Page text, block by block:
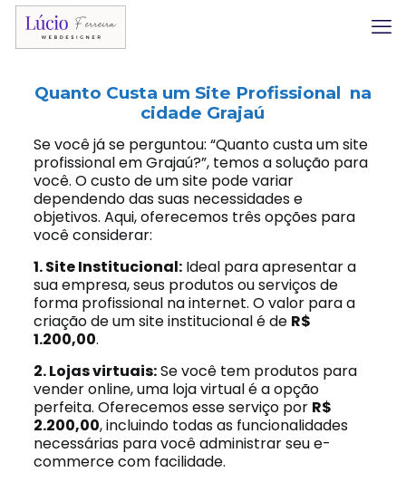
Quanto Custa um Site Profissional na
cidade Grajaú
Se você já se perguntou: “Quanto custa um site
profissional em Grajaú?”, temos a solução para
você. O custo de um site pode variar
dependendo das suas necessidades e
objetivos. Aqui, oferecemos três opções para
você considerar:
1. Site Institucional:Ideal para apresentar a
sua empresa, seus produtos ou serviços de
forma profissional na internet. O valor para a
criação de um site institucional é de R$
1.200,00.
2. Lojas virtuais:Se você tem produtos para
vender online, uma loja virtual é a opção
perfeita. Oferecemos esse serviço por R$
2.200,00, incluindo todas as funcionalidades
necessárias para você administrar seu e-
commerce com facilidade.